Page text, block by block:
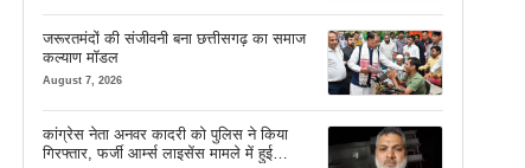
जरूरतमंदों की संजीवनी बना छत्तीसगढ़ का समाज
कल्याण मॉडल
August 7, 2026
कांग्रेस नेता अनवर कादरी को पुलिस ने किया
गिरफ्तार, फर्जी आर्म्स लाइसेंस मामले में हुई